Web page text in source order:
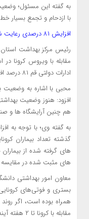
به گفته این مسئول؛
با ازدحام و تجمع بسیار
افزایش ۸۱ درصدی رعایت شیوه نامه های بهداشتی از سوی ادارات قم
رئیس مرکز بهداشت
مقابله با ویروس
ادارات دولتی قم ۸۱ درصد افزایش یافته است .
محبی با اشاره به وضعیت
افزود: هنوز وضعیت
هم چنین آرایشگاه ها و
های گرفته شده از
های مثبت شده در مقایسه
معاون امور بهداشتی
بستری و فوتی‌های
همراه بوده است، اگر
مقابله با کرونا تا ۲ هفته آینده وضعیت قم مطلوب تر می شود.